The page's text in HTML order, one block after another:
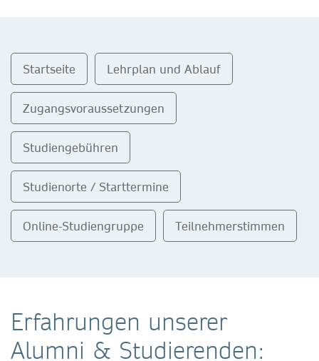
Startseite Lehrplan und Ablauf
Zugangsvoraussetzungen
Studiengebühren
Studienorte / Starttermine
Online-Studiengruppe Teilnehmerstimmen
Erfahrungen unserer
Alumni & Studierenden: